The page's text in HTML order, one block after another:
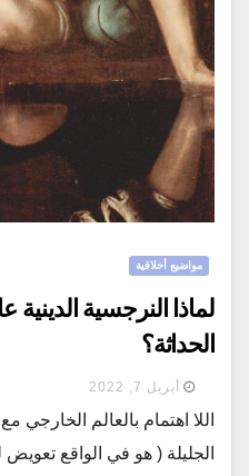
مواضيع أخلاقية
لماذا النرجسية
الحداثة؟
أبريل 7, 2022
اللا اهتمام بالعالم
الجليلة ( هو في الواقع